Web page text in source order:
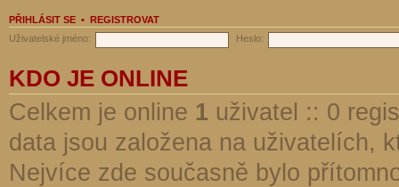
PŘIHLÁSIT SE • REGISTROVAT
Uživatelské jméno:
Heslo:
KDO JE ONLINE
Celkem je online 1 uživatel :: 0
data jsou založena na uživatelích,
Nejvíce zde současně bylo